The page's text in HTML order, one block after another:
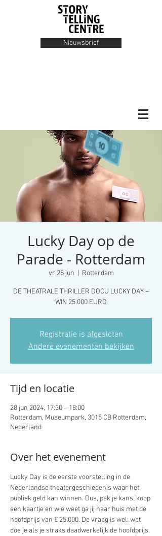
Nieuwsbrief
Lucky Day op de
Parade - Rotterdam
vr 28 jun Rotterdam
DE THEATRALE THRILLER DOCU LUCKY DAY –
WIN 25.000 EURO
Registratie is afgesloten
Andere evenementen bekijken
Tijd en locatie
28 jun 2024, 17:30 – 18:00
Rotterdam, Museumpark, 3015 CB Rotterdam,
Nederland
Over het evenement
Lucky Day is de eerste voorstelling in de
Nederlandse theatergeschiedenis waar het
publiek geld kan winnen. Dus, pak je kans, koop
een kaartje en wie weet ga jij naar huis met de
hoofdprijs van € 25.000. De vraag is wel: wat
doe je als je straks daadwerkelijk de hoofdprijs